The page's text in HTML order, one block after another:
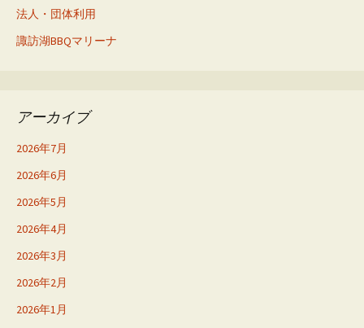
法人・団体利用
諏訪湖BBQマリーナ
アーカイブ
2026年7月
2026年6月
2026年5月
2026年4月
2026年3月
2026年2月
2026年1月